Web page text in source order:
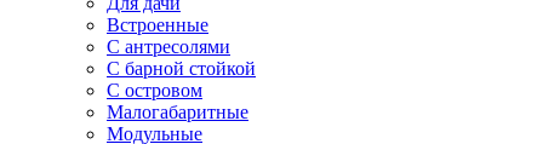
Встроенные
С антресолями
С барной стойкой
С островом
Малогабаритные
Модульные